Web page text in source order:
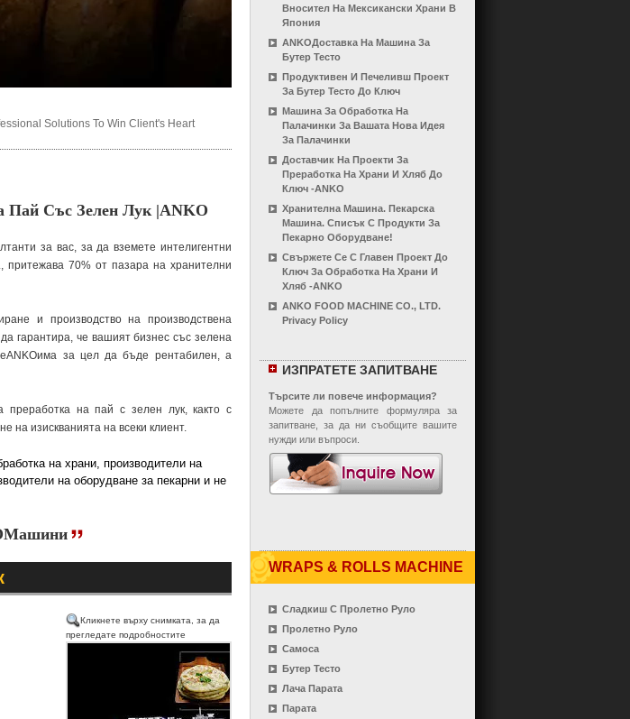
Solutions To Win Client's Heart
Пай Със Зелен Лук |ANKO
за вас, за да вземете интелигентни
70% от пазара на хранителни
и производство на производствена
гарантира, че вашият бизнес със зелена
за цел да бъде рентабилен, а
преработка на пай с зелен лук, както с
на изискванията на всеки клиент.
на храни, производители на
на оборудване за пекарни и не
Кликнете върху снимката, за да
прегледате подробностите
Вносител На Мексикански Храни В
Япония
ANKOДоставка На Машина За
Бутер Тесто
Продуктивен И Печеливш Проект
За Бутер Тесто До Ключ
Машина За Обработка На
Палачинки За Вашата Нова Идея
За Палачинки
Доставчик На Проекти За
Преработка На Храни И Хляб До
Ключ -ANKO
Хранителна Машина. Пекарска
Машина. Списък С Продукти За
Пекарно Оборудване!
Свържете Се С Главен Проект До
Ключ За Обработка На Храни И
Хляб -ANKO
ANKO FOOD MACHINE CO., LTD.
Privacy Policy
ИЗПРАТЕТЕ ЗАПИТВАНЕ
Търсите ли повече информация?
Можете да попълните формуляра за
запитване, за да ни съобщите вашите
нужди или въпроси.
WRAPS & ROLLS MACHINE
Сладкиш С Пролетно Руло
Пролетно Руло
Самоса
Бутер Тесто
Лача Парата
Парата